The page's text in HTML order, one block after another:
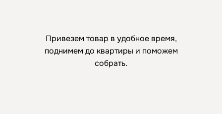
Привезем товар в удобное время,
поднимем до квартиры и поможем
собрать.